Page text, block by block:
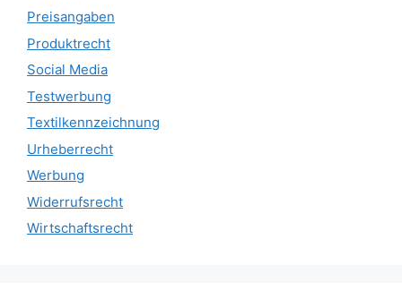
Preisangaben
Produktrecht
Social Media
Testwerbung
Textilkennzeichnung
Urheberrecht
Werbung
Widerrufsrecht
Wirtschaftsrecht